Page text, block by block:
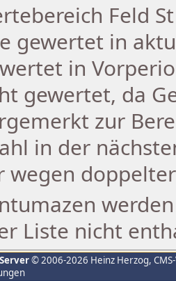
Feld
gewertet in
in
gewertet, da
zur
in der
wegen
Liste nicht
© 2006-2026 Heinz Herzog,